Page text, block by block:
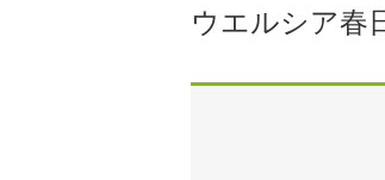
ウエルシア春